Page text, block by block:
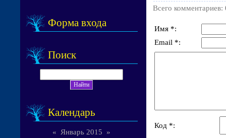
Форма входа
Поиск
Календарь
« Январь 2015
»
Всего комментариев:
Имя *:
Email *:
Код *: